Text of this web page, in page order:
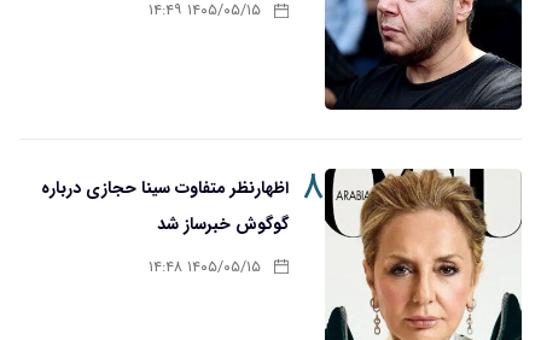
۱۴۰۵/۰۵/۱۵ ۱۴:۴۹
۸ اظهارنظر متفاوت سینا حجازی درباره
گوگوش خبرساز شد
۱۴۰۵/۰۵/۱۵ ۱۴:۴۸